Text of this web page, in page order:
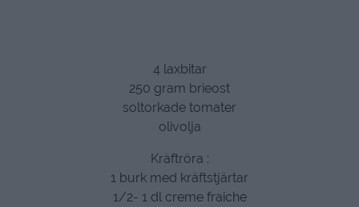
4 laxbitar
250 gram brieost
soltorkade tomater
olivolja
Kräftröra :
1 burk med kräftstjärtar
1/2- 1 dl creme fraiche